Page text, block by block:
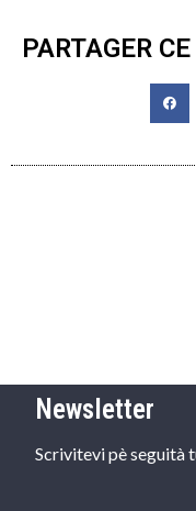
PARTAGER
Newsletter
Scrivitevi pè seguità